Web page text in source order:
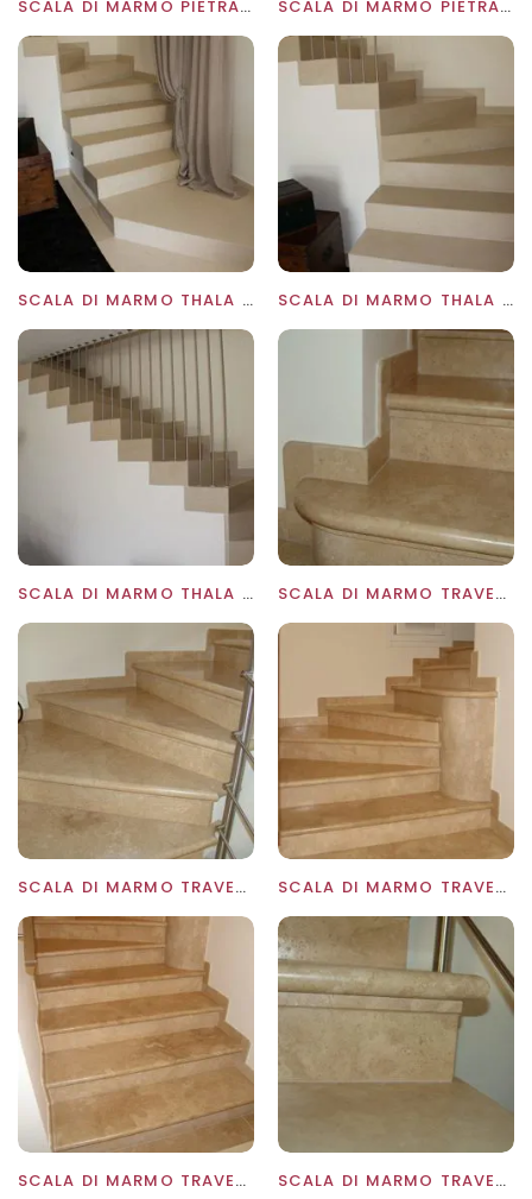
SCALA DI MARMO PIETRA MEDEA SCALA DI MARMO PIETRA TRAVERTINO
SCALA DI MARMO THALA BEIGE A MASSELLO ALLA ROMANA SCALA DI MARMO THALA BEIGE A MASSELLO ALLA ROMANA
SCALA DI MARMO THALA BEIGE A MASSELLO ALLA ROMANA SCALA DI MARMO TRAVERTINO CON BATTISCOPA
SCALA DI MARMO TRAVERTINO LEVIGATO OPACO SCALA DI MARMO TRAVERTINO LEVIGATO OPACO
SCALA DI MARMO TRAVERTINO LEVIGATO OPACO SCALA DI MARMO TRAVERTINO LEVIGATO OPACO